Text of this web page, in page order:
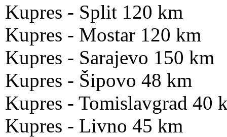
Kupres - Split 120 km
Kupres - Mostar 120 km
Kupres - Sarajevo 150 km
Kupres - Šipovo 48 km
Kupres - Tomislavgrad 40
Kupres - Livno 45 km